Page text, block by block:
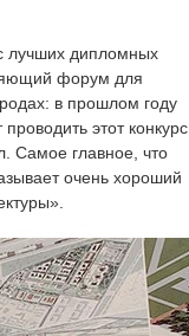
лучших дипломных
форум для
в прошлом году
этот конкурс
Самое главное, что
очень хороший